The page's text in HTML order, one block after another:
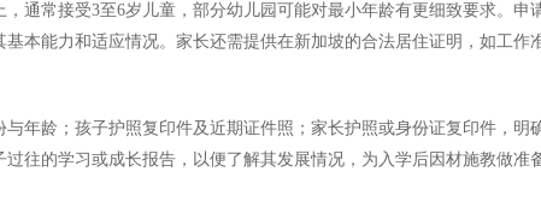
，通常接受3至6岁儿童，部分幼儿园可能对最小年龄有更细致要求。
本能力和适应情况。家长还需提供在新加坡的合法居住证明，如工
年龄；孩子护照复印件及近期证件照；家长护照或身份证复印件，
往的学习或成长报告，以便了解其发展情况，为入学后因材施教做准备